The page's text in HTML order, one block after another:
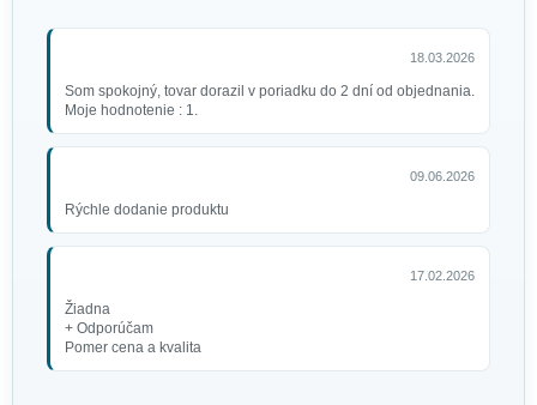
18.03.2026
Som spokojný, tovar dorazil v poriadku do 2 dní od objednania.
Moje hodnotenie : 1.
09.06.2026
Rýchle dodanie produktu
17.02.2026
Žiadna
+ Odporúčam
Pomer cena a kvalita